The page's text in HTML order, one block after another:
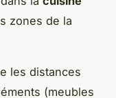
zones de la
les distances
(meubles